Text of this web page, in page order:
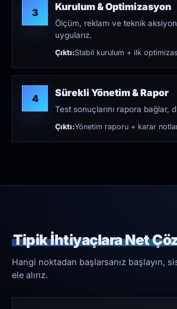
3 Kurulum & Optimizasyon
Ölçüm, reklam ve teknik
uygularız.
Çıktı:Stabil kurulum + ilk
4 Sürekli Yönetim & Rapor
Test sonuçlarını rapora bağlar,
Çıktı:Yönetim raporu + karar
Tipik İhtiyaçlara Net
Hangi noktadan başlarsanız başlayın,
ele alırız.